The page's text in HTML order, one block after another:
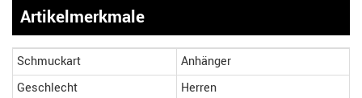
Artikelmerkmale
Schmuckart
Anhänger
Geschlecht
Herren